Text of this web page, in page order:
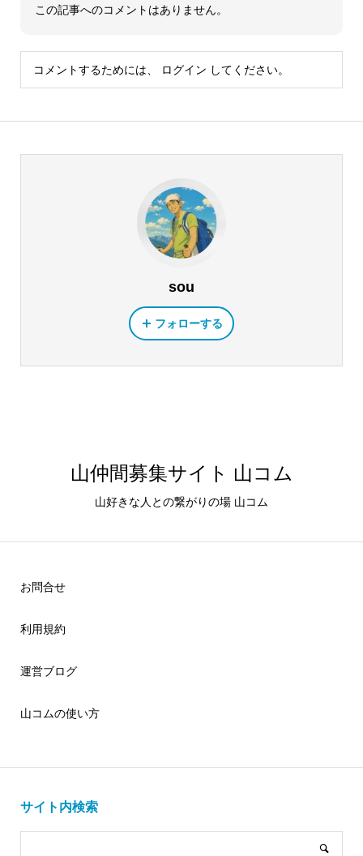
この記事へのコメントはありません。
コメントするためには、 ログイン してください。
sou
フォローする
山仲間募集サイト 山コム
山好きな人との繋がりの場 山コム
お問合せ
利用規約
運営ブログ
山コムの使い方
サイト内検索